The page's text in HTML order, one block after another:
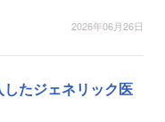
2026年06月26日
たジェネリック医